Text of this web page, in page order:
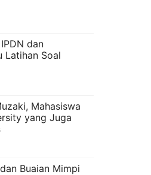
dan
Latihan Soal
Mahasiswa
yang Juga
Buaian Mimpi